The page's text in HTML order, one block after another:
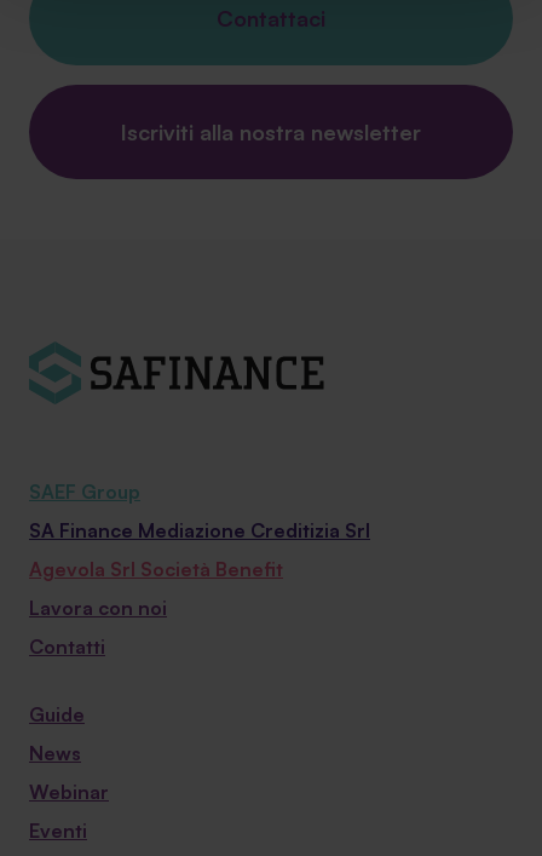
implementare tutti i cookie. Chiudendo questo banner
verranno installati i soli cookie necessari al
ti invitiamo a consultare le "Informazioni sui Cookie" qui
Contattaci
Iscriviti alla nostra newsletter
SAEF Group
SA Finance Mediazione Creditizia Srl
Agevola Srl Società Benefit
Lavora con noi
Contatti
Guide
News
Webinar
Eventi